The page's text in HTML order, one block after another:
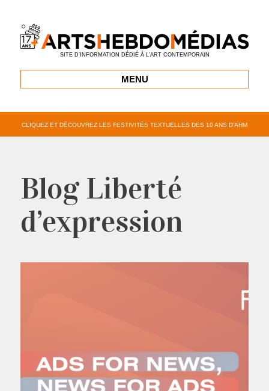
SITE D’INFORMATION DÉDIÉ À L’ART CONTEMPORAIN
MENU
CLIQUEZ ET DÉCOUVREZ LES FESTIVITÉS TEXTUELLES DES 10 ANS D’AHM
Blog Liberté
d’expression